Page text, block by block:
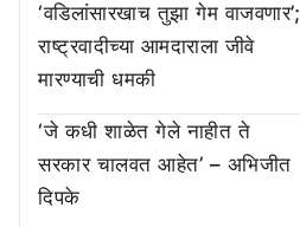
‘वडिलांसारखाच तुझा गेम वाजवणार’;
राष्ट्रवादीच्या आमदाराला जीवे
मारण्याची धमकी
‘जे कधी शाळेत गेले नाहीत ते
सरकार चालवत आहेत’ – अभिजीत
दिपके